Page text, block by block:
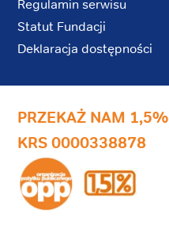
Regulamin serwisu
Statut Fundacji
Deklaracja dostępności
PRZEKAŻ NAM 1,5%
KRS 0000338878